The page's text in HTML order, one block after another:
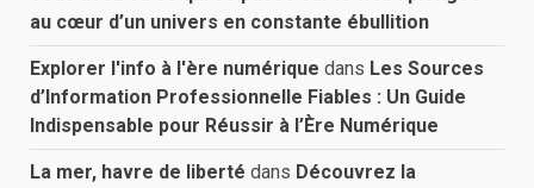
au cœur d’un univers en constante ébullition
Explorer l'info à l'ère numérique dans Les Sources
d’Information Professionnelle Fiables : Un Guide
Indispensable pour Réussir à l’Ère Numérique
La mer, havre de liberté dans Découvrez la